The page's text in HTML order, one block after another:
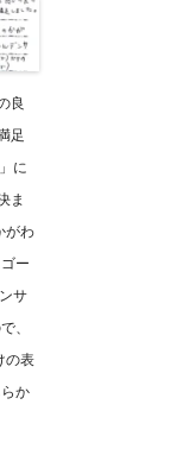
良
足
に
ま
がわ
ー
サ
、
の表
か